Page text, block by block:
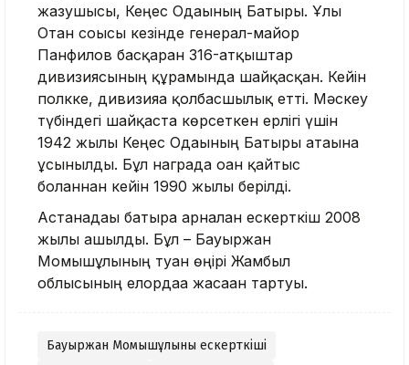
жазушысы, Кеңес Одағының Батыры. Ұлы
Отан соғысы кезінде генерал-майор
Панфилов басқарған 316-атқыштар
дивизиясының құрамында шайқасқан. Кейін
полкке, дивизияға қолбасшылық етті. Мәскеу
түбіндегі шайқаста көрсеткен ерлігі үшін
1942 жылы Кеңес Одағының Батыры атағына
ұсынылды. Бұл награда оған қайтыс
болғаннан кейін 1990 жылы берілді.
Астанадағы батырға арналған ескерткіш 2008
жылы ашылды. Бұл – Бауыржан
Момышұлының туған өңірі Жамбыл
облысының елордаға жасаған тартуы.
Бауыржан Момышұлының ескерткіші